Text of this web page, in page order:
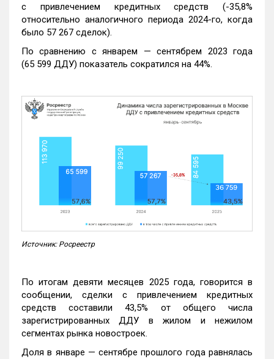
с привлечением кредитных средств (-35,8%
относительно аналогичного периода 2024-го, когда
было 57 267 сделок).
По сравнению с январем — сентябрем 2023 года
(65 599 ДДУ) показатель сократился на 44%.
Источник: Росреестр
По итогам девяти месяцев 2025 года, говорится в
сообщении, сделки с привлечением кредитных
средств составили 43,5% от общего числа
зарегистрированных ДДУ в жилом и нежилом
сегментах рынка новостроек.
Доля в январе — сентябре прошлого года равнялась